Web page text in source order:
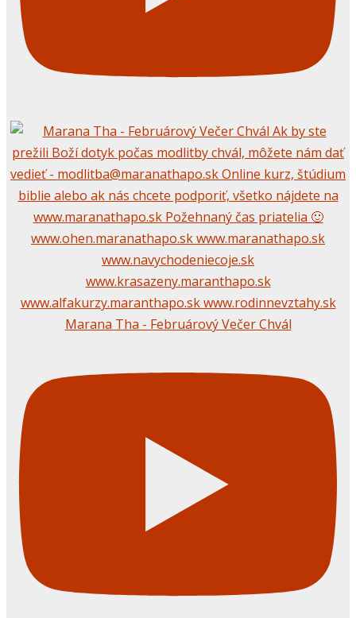
Marana Tha - Februárový Večer Chvál